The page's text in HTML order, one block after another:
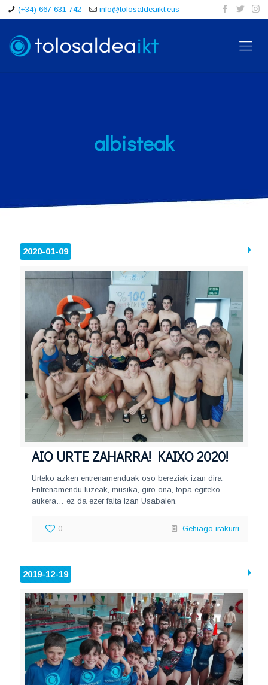
(+34) 667 631 742 info@tolosaldeaikt.eus
albisteak
2020-01-09
AIO URTE ZAHARRA! KAIXO 2020!
Urteko azken entrenamenduak oso bereziak izan dira.
Entrenamendu luzeak, musika, giro ona, topa egiteko
aukera… ez da ezer falta izan Usabalen.
0 Gehiago irakurri
2019-12-19